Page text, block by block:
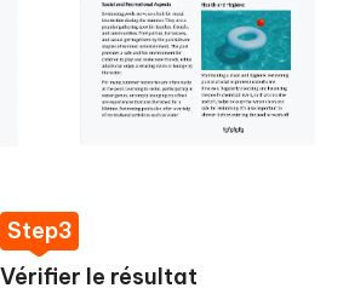
Vérifier le résultat